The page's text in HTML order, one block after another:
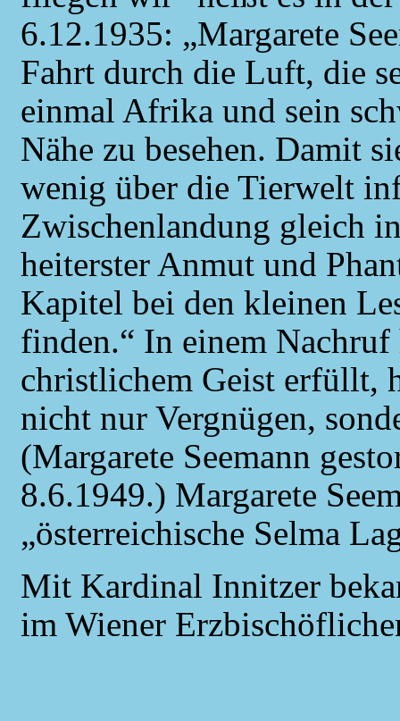
6.12.1935: „Margarete
Fahrt durch die Luft, die
einmal Afrika und sein
Nähe zu besehen. Damit
wenig über die Tierwelt
Zwischenlandung gleich
heiterster Anmut und
Kapitel bei den kleinen
finden.“ In einem
christlichem Geist erfüllt,
nicht nur Vergnügen,
(Margarete Seemann
8.6.1949.) Margarete
„österreichische Selma
Mit Kardinal Innitzer
im Wiener